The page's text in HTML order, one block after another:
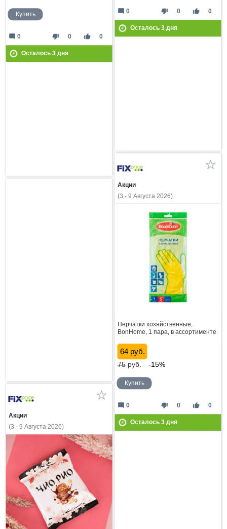
thumb_down 0 thumb_up 0
mode_comment 0
Осталось 3дня
Купить
thumb_down 0 thumb_up 0
mode_comment 0
Осталось 3дня
Акции
(3 - 9 Августа 2026)
Перчатки хозяйственные,
BonHome, 1 пара, в ассортименте
64 руб.
75руб. -15%
Купить
thumb_down 0 thumb_up 0
mode_comment 0
Осталось 3дня
Акции
(3 - 9 Августа 2026)